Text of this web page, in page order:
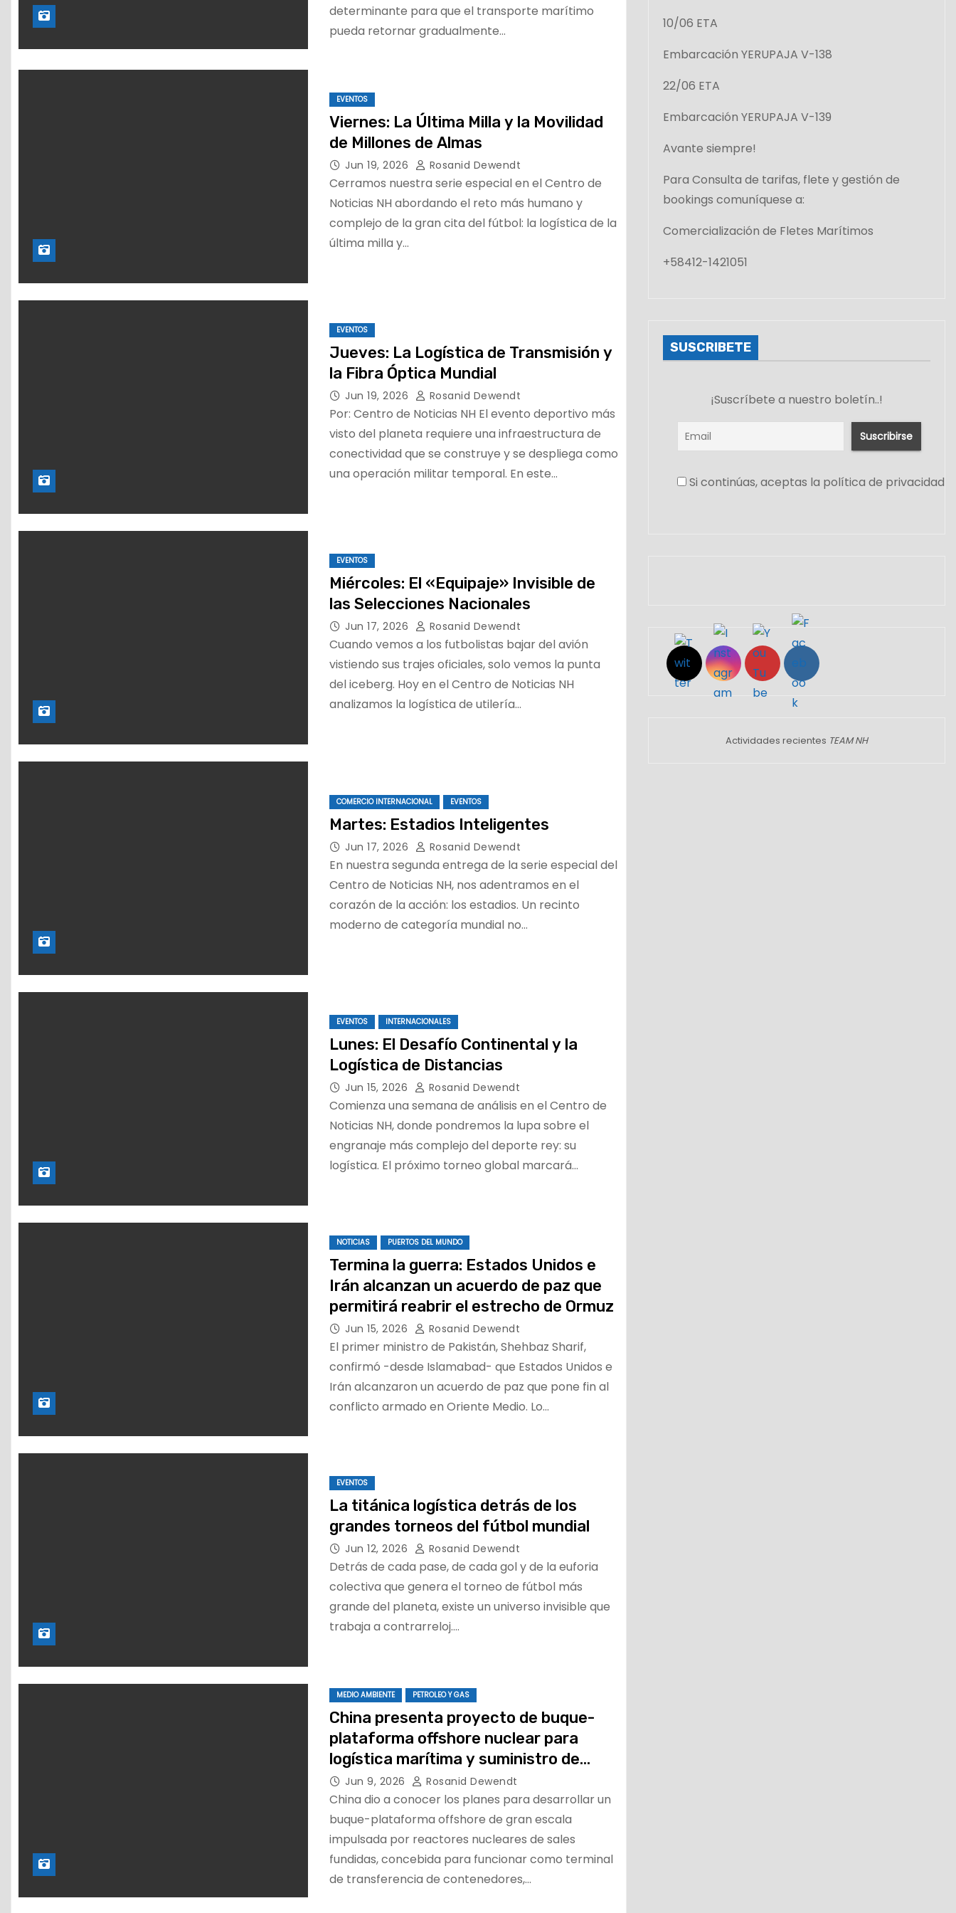
determinante para que el transporte marítimo
pueda retornar gradualmente…
EVENTOS
Viernes: La Última Milla y la Movilidad
de Millones de Almas
Jun 19, 2026 Rosanid Dewendt
Cerramos nuestra serie especial en el Centro de
Noticias NH abordando el reto más humano y
complejo de la gran cita del fútbol: la logística de la
última milla y…
EVENTOS
Jueves: La Logística de Transmisión y
la Fibra Óptica Mundial
Jun 19, 2026 Rosanid Dewendt
Por: Centro de Noticias NH El evento deportivo más
visto del planeta requiere una infraestructura de
conectividad que se construye y se despliega como
una operación militar temporal. En este…
EVENTOS
Miércoles: El «Equipaje» Invisible de
las Selecciones Nacionales
Jun 17, 2026 Rosanid Dewendt
Cuando vemos a los futbolistas bajar del avión
vistiendo sus trajes oficiales, solo vemos la punta
del iceberg. Hoy en el Centro de Noticias NH
analizamos la logística de utilería…
COMERCIO INTERNACIONAL EVENTOS
Martes: Estadios Inteligentes
Jun 17, 2026 Rosanid Dewendt
En nuestra segunda entrega de la serie especial del
Centro de Noticias NH, nos adentramos en el
corazón de la acción: los estadios. Un recinto
moderno de categoría mundial no…
EVENTOS INTERNACIONALES
Lunes: El Desafío Continental y la
Logística de Distancias
Jun 15, 2026 Rosanid Dewendt
Comienza una semana de análisis en el Centro de
Noticias NH, donde pondremos la lupa sobre el
engranaje más complejo del deporte rey: su
logística. El próximo torneo global marcará…
NOTICIAS PUERTOS DEL MUNDO
Termina la guerra: Estados Unidos e
Irán alcanzan un acuerdo de paz que
permitirá reabrir el estrecho de Ormuz
Jun 15, 2026 Rosanid Dewendt
El primer ministro de Pakistán, Shehbaz Sharif,
confirmó -desde Islamabad- que Estados Unidos e
Irán alcanzaron un acuerdo de paz que pone fin al
conflicto armado en Oriente Medio. Lo…
EVENTOS
La titánica logística detrás de los
grandes torneos del fútbol mundial
Jun 12, 2026 Rosanid Dewendt
Detrás de cada pase, de cada gol y de la euforia
colectiva que genera el torneo de fútbol más
grande del planeta, existe un universo invisible que
trabaja a contrarreloj.…
MEDIO AMBIENTE PETROLEO Y GAS
China presenta proyecto de buque-
plataforma offshore nuclear para
logística marítima y suministro de
energía limpia
Jun 9, 2026 Rosanid Dewendt
China dio a conocer los planes para desarrollar un
buque-plataforma offshore de gran escala
impulsada por reactores nucleares de sales
fundidas, concebida para funcionar como terminal
de transferencia de contenedores,…
10/06 ETA
Embarcación YERUPAJA V-138
22/06 ETA
Embarcación YERUPAJA V-139
Avante siempre!
Para Consulta de tarifas, flete y gestión de
bookings comuníquese a:
Comercialización de Fletes Marítimos
+58412-1421051
SUSCRIBETE
¡Suscríbete a nuestro boletín..!
Si continúas, aceptas la política de privacidad
Actividades recientes TEAM NH